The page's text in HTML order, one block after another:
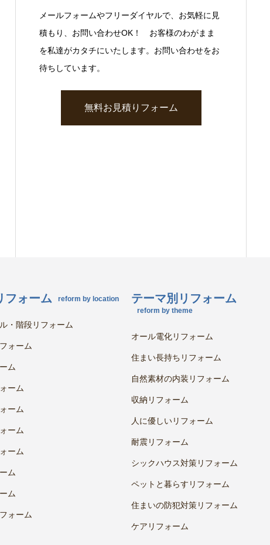
メールフォームやフリーダイヤルで、お気軽に見
積もり、お問い合わせOK！ お客様のわがまま
を私達がカタチにいたします。お問い合わせをお
待ちしています。
無料お見積りフォーム
フォーム reform by location
・階段リフォーム
ォーム
ム
ーム
ーム
ーム
ーム
ム
ム
ォーム
テーマ別リフォーム
reform by theme
オール電化リフォーム
住まい長持ちリフォーム
自然素材の内装リフォーム
収納リフォーム
人に優しいリフォーム
耐震リフォーム
シックハウス対策リフォーム
ペットと暮らすリフォーム
住まいの防犯対策リフォーム
ケアリフォーム